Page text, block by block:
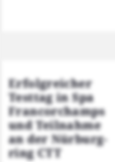
Erfolg­rei­cher
Test­tag in Spa
Fran­cor­champs
und Teil­nah­me
an der Nür­burg­
ring CTT